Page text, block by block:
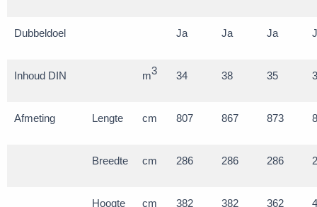
Dubbeldoel Ja Ja Ja
Inhoud DIN m3 34 38 35
Afmeting Lengte cm 807 867 873
Breedte cm 286 286 286
Hoogte cm 382 382 362